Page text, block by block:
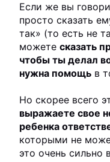
Если же вы
просто сказать
так» (то есть не
можетесказать
чтобы ты делал
нужна помощь в
Но скорее всего
выражаете свое
ребенка
которыми не
это очень сильно